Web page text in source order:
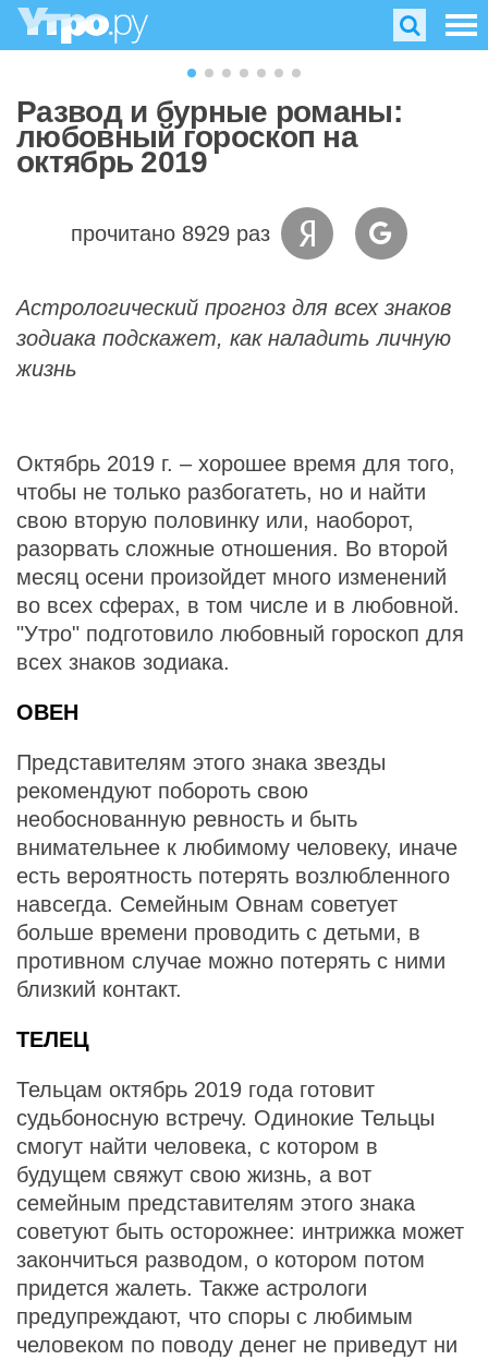
Развод и бурные романы:
любовный гороскоп на
октябрь 2019
прочитано 8929 раз
Астрологический прогноз для всех знаков
зодиака подскажет, как наладить личную
жизнь
Октябрь 2019 г. – хорошее время для того,
чтобы не только разбогатеть, но и найти
свою вторую половинку или, наоборот,
разорвать сложные отношения. Во второй
месяц осени произойдет много изменений
во всех сферах, в том числе и в любовной.
"Утро" подготовило любовный гороскоп для
всех знаков зодиака.
ОВЕН
Представителям этого знака звезды
рекомендуют побороть свою
необоснованную ревность и быть
внимательнее к любимому человеку, иначе
есть вероятность потерять возлюбленного
навсегда. Семейным Овнам советует
больше времени проводить с детьми, в
противном случае можно потерять с ними
близкий контакт.
ТЕЛЕЦ
Тельцам октябрь 2019 года готовит
судьбоносную встречу. Одинокие Тельцы
смогут найти человека, с котором в
будущем свяжут свою жизнь, а вот
семейным представителям этого знака
советуют быть осторожнее: интрижка может
закончиться разводом, о котором потом
придется жалеть. Также астрологи
предупреждают, что споры с любимым
человеком по поводу денег не приведут ни